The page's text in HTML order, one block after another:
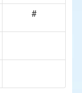
#